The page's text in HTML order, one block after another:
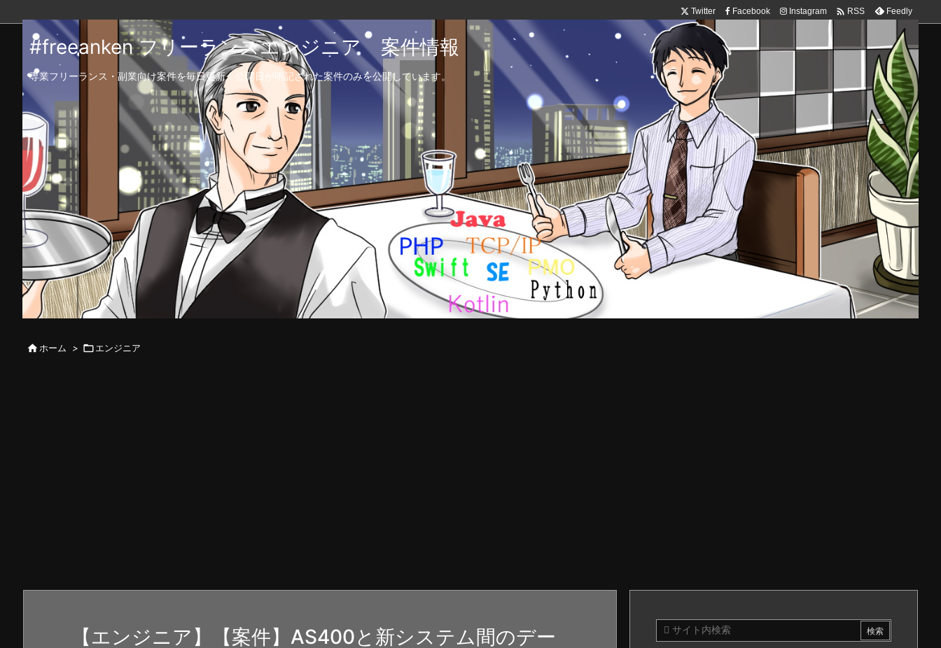
Twitter Facebook Instagram  RSS Feedly
#freeanken フリーランスエンジニア 案件情報
専業フリーランス・副業向け案件を毎日更新！公開日が明記された案件のみを公開しています。
 ホーム > エンジニア
【エンジニア】【案件】AS400と新システム間のデー